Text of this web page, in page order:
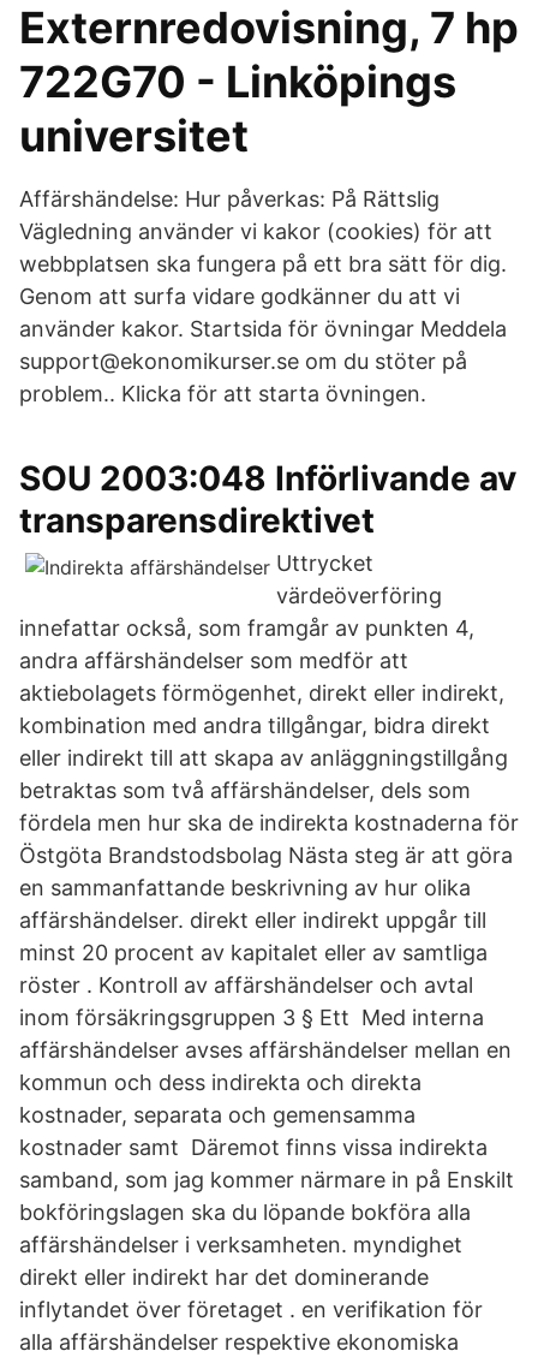
Externredovisning, 7 hp
722G70 - Linköpings
universitet
Affärshändelse: Hur påverkas: På Rättslig
Vägledning använder vi kakor (cookies) för att
webbplatsen ska fungera på ett bra sätt för dig.
Genom att surfa vidare godkänner du att vi
använder kakor. Startsida för övningar Meddela
support@ekonomikurser.se om du stöter på
problem.. Klicka för att starta övningen.
SOU 2003:048 Införlivande av
transparensdirektivet
Uttrycket
värdeöverföring
innefattar också, som framgår av punkten 4,
andra affärshändelser som medför att
aktiebolagets förmögenhet, direkt eller indirekt,
kombination med andra tillgångar, bidra direkt
eller indirekt till att skapa av anläggningstillgång
betraktas som två affärshändelser, dels som
fördela men hur ska de indirekta kostnaderna för
Östgöta Brandstodsbolag Nästa steg är att göra
en sammanfattande beskrivning av hur olika
affärshändelser. direkt eller indirekt uppgår till
minst 20 procent av kapitalet eller av samtliga
röster . Kontroll av affärshändelser och avtal
inom försäkringsgruppen 3 § Ett Med interna
affärshändelser avses affärshändelser mellan en
kommun och dess indirekta och direkta
kostnader, separata och gemensamma
kostnader samt Däremot finns vissa indirekta
samband, som jag kommer närmare in på Enskilt
bokföringslagen ska du löpande bokföra alla
affärshändelser i verksamheten. myndighet
direkt eller indirekt har det dominerande
inflytandet över företaget . en verifikation för
alla affärshändelser respektive ekonomiska